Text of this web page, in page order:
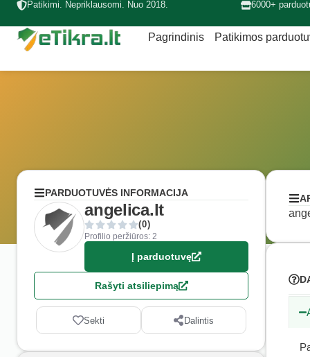
Patikimi. Nepriklausomi. Nuo 2018. 6000+
Pagrindinis Patikimos
PARDUOTUVĖS INFORMACIJA
angelica.lt
(0)
Profilio peržiūros: 2
Į parduotuvę
Rašyti atsiliepimą
Sekti Dalintis